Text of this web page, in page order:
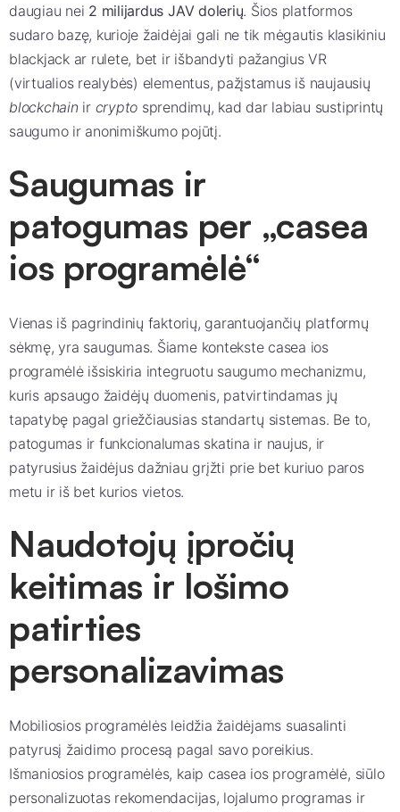
daugiau nei 2 milijardus JAV dolerių. Šios platformos
sudaro bazę, kurioje žaidėjai gali ne tik mėgautis klasikiniu
blackjack ar rulete, bet ir išbandyti pažangius VR
(virtualios realybės) elementus, pažįstamus iš naujausių
blockchainir crypto sprendimų, kad dar labiau sustiprintų
saugumo ir anonimiškumo pojūtį.
Saugumas ir
patogumas per „casea
ios programėlė“
Vienas iš pagrindinių faktorių, garantuojančių platformų
sėkmę, yra saugumas. Šiame kontekste casea ios
programėlė išsiskiria integruotu saugumo mechanizmu,
kuris apsaugo žaidėjų duomenis, patvirtindamas jų
tapatybę pagal griežčiausias standartų sistemas. Be to,
patogumas ir funkcionalumas skatina ir naujus, ir
patyrusius žaidėjus dažniau grįžti prie bet kuriuo paros
metu ir iš bet kurios vietos.
Naudotojų įpročių
keitimas ir lošimo
patirties
personalizavimas
Mobiliosios programėlės leidžia žaidėjams suasalinti
patyrusį žaidimo procesą pagal savo poreikius.
Išmaniosios programėlės, kaip casea ios programėlė, siūlo
personalizuotas rekomendacijas, lojalumo programas ir